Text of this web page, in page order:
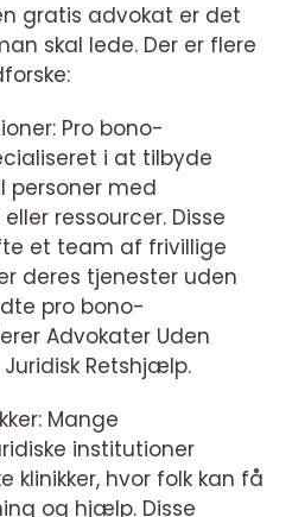
gratis advokat er det
skal lede. Der er flere
Pro bono-
i at tilbyde
personer med
ressourcer. Disse
et team af frivillige
deres tjenester uden
pro bono-
Advokater Uden
Retshjælp.
Mange
institutioner
klinikker, hvor folk kan få
og hjælp. Disse